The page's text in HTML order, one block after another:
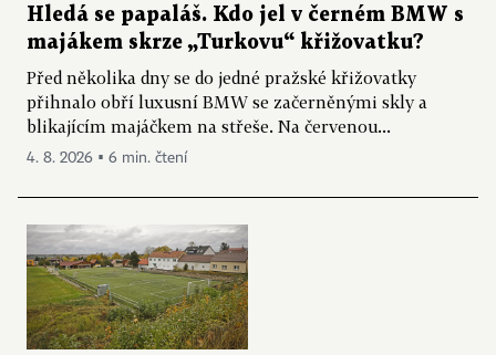
Hledá se papaláš. Kdo jel v černém BMW s
majákem skrze „Turkovu“ křižovatku?
Před několika dny se do jedné pražské křižovatky
přihnalo obří luxusní BMW se začerněnými skly a
blikajícím majáčkem na střeše. Na červenou...
4. 8. 2026 ▪ 6 min. čtení